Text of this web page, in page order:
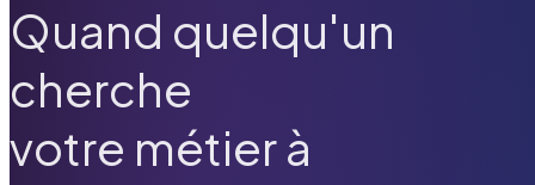
Quand quelqu'un
cherche
votre métier à